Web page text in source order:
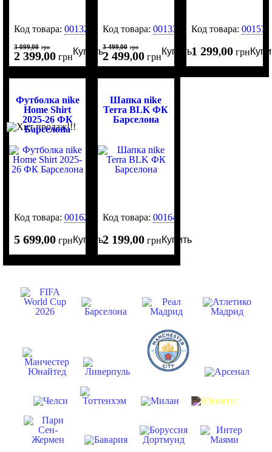
Код товара:0013299
3 099,00 грн
2 399,00 грн
Купить
Код товара:0013300
3 499,00 грн
2 499,00 грн
Купить
Код товара:
1 299,00 грн
Футболка nike
Home Shirt
2025-26 ФК
Барселона
Код товара:0016254
5 699,00 грнКупить
Шапка nike
Terra BLK ФК
Барселона
Код товара:0016420
2 199,00 грнКупить